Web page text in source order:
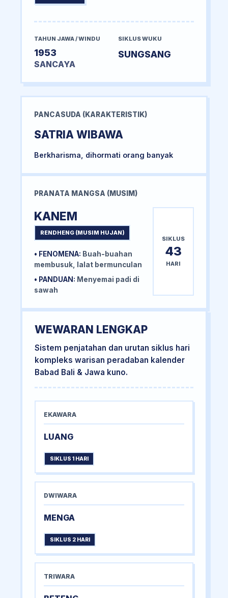
TAHUN JAWA / WINDU
1953
SANCAYA
SIKLUS WUKU
SUNGSANG
PANCASUDA (KARAKTERISTIK)
SATRIA WIBAWA
Berkharisma, dihormati orang banyak
PRANATA MANGSA (MUSIM)
KANEM
RENDHENG (MUSIM HUJAN)
• FENOMENA: Buah-buahan
membusuk, lalat bermunculan
• PANDUAN: Menyemai padi di
sawah
SIKLUS
43
HARI
WEWARAN LENGKAP
Sistem penjatahan dan urutan siklus hari
kompleks warisan peradaban kalender
Babad Bali & Jawa kuno.
EKAWARA
LUANG
SIKLUS 1 HARI
DWIWARA
MENGA
SIKLUS 2 HARI
TRIWARA